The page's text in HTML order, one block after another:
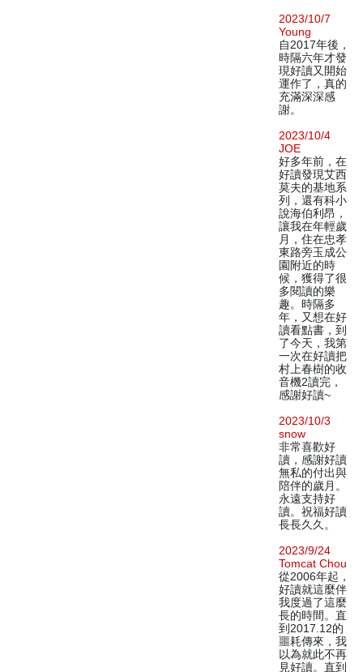
2023/10/7
Young
自2017年後，
時隔六年才發
現好讀又開始
運作了，真的
充滿深深感
謝。
2023/10/4
JOE
好多年前，在
好讀發現艾西
莫夫的基地系
列，還有科小
說海伯利昂，
讓我在年輕歲
月，住在忠孝
東路旁玉成公
園附近的時
候，獲得了很
多閱讀的樂
趣。時隔多
年，又想在好
讀看點書，到
了今天，我第
一次在好讀把
村上春樹的收
音機2讀完，
感謝好讀~
2023/10/3
snow
非常喜歡好
讀，感謝好讀
無私的付出與
陪伴的歲月。
永遠支持好
讀。祝福好讀
長長久久。
2023/9/24
Tomcat Chou
從2006年起，
好讀就這麼伴
我度過了這麼
長的時間。直
到2017.12的
噩耗傳來，我
以為就此不再
見好讀。直到